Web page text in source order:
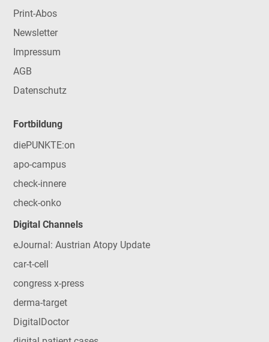
Print-Abos
Newsletter
Impressum
AGB
Datenschutz
Fortbildung
diePUNKTE:on
apo-campus
check-innere
check-onko
Digital Channels
eJournal: Austrian Atopy Update
car-t-cell
congress x-press
derma-target
DigitalDoctor